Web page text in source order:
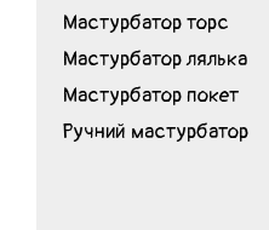
Мастурбатор торс
Мастурбатор лялька
Мастурбатор покет
Ручний мастурбатор